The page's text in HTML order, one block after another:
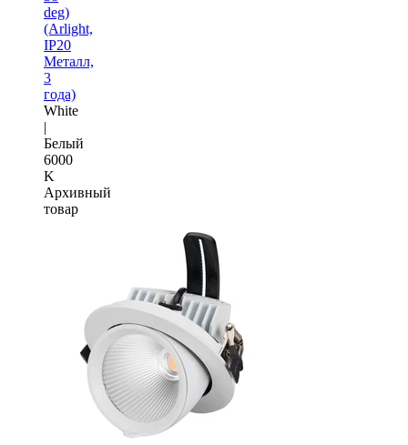
deg)
(Arlight,
IP20
Металл,
3
года)
White
Белый
6000
K
Архивный
товар